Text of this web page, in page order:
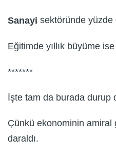
Sanayi sektöründe yüzde
Eğitimde yıllık büyüme
*******
İşte tam da burada durup
Çünkü ekonominin amiral
daraldı.